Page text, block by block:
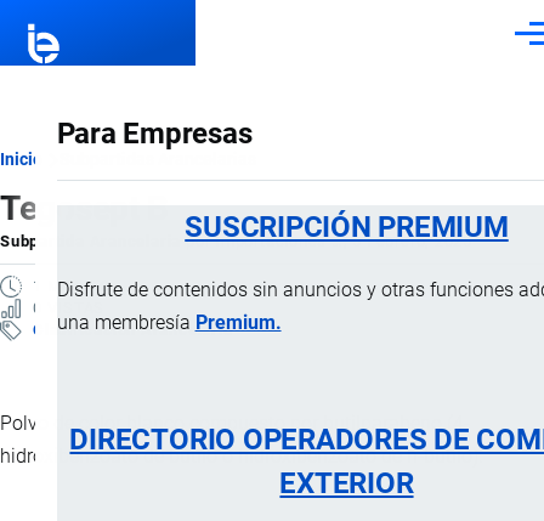
Para Empresas
SUSCRIPCIÓN PREMIUM
Disfrute de contenidos sin anuncios y otras funciones
una membresía Premium.
DIRECTORIO OPERADORES DE
EXTERIOR
Ruta
de
navegación
Inicio
Tegosept B
Subpartida Arancelaria porImportaciones …, 5 Febrero, 2025
1 MINUTO
0 VISTAS
Clasificación Arancelaria
Polvo de color blanco compuesto por butilparabeno (4-
hidroxibenzoato de butilo ó hidroxibenzoato de n-butilo).